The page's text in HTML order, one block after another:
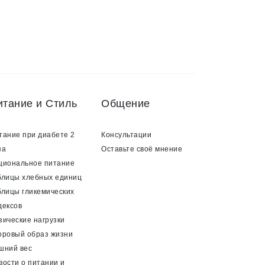
и Стиль
при диабете 2
питание
хлебных единиц
гликемических
нагрузки
образ жизни
вес
о питании и
Общение
Консультации
Оставьте своё мнение